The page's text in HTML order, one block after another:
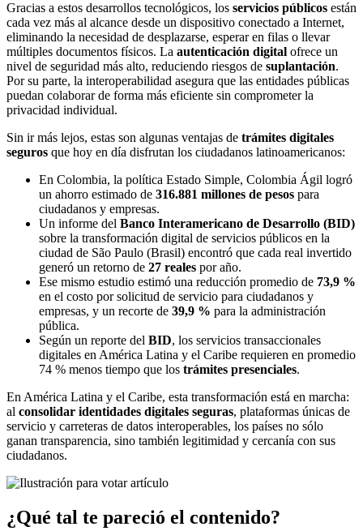
Gracias a estos desarrollos tecnológicos, los servicios públicos están
cada vez más al alcance desde un dispositivo conectado a Internet,
eliminando la necesidad de desplazarse, esperar en filas o llevar
múltiples documentos físicos. La autenticación digital ofrece un
nivel de seguridad más alto, reduciendo riesgos de suplantación.
Por su parte, la interoperabilidad asegura que las entidades públicas
puedan colaborar de forma más eficiente sin comprometer la
privacidad individual.
Sin ir más lejos, estas son algunas ventajas de trámites digitales
seguros que hoy en día disfrutan los ciudadanos latinoamericanos:
En Colombia, la política Estado Simple, Colombia Ágil logró
un ahorro estimado de 316.881 millones de pesos para
ciudadanos y empresas.
Un informe del Banco Interamericano de Desarrollo (BID)
sobre la transformación digital de servicios públicos en la
ciudad de São Paulo (Brasil) encontró que cada real invertido
generó un retorno de 27 reales por año.
Ese mismo estudio estimó una reducción promedio de 73,9 %
en el costo por solicitud de servicio para ciudadanos y
empresas, y un recorte de 39,9 % para la administración
pública.
Según un reporte del BID, los servicios transaccionales
digitales en América Latina y el Caribe requieren en promedio
74 % menos tiempo que los trámites presenciales.
En América Latina y el Caribe, esta transformación está en marcha:
al consolidar identidades digitales seguras, plataformas únicas de
servicio y carreteras de datos interoperables, los países no sólo
ganan transparencia, sino también legitimidad y cercanía con sus
ciudadanos.
¿Qué tal te pareció el contenido?